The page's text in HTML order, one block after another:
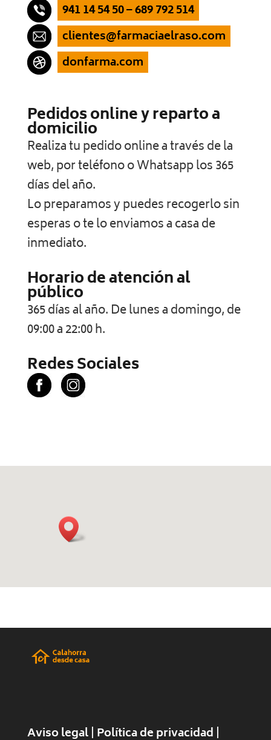
941 14 54 50 – 689 792 514
clientes@farmaciaelraso.com
donfarma.com
Pedidos online y reparto a
domicilio
Realiza tu pedido online a través de la
web, por teléfono o Whatsapp los 365
días del año.
Lo preparamos y puedes recogerlo sin
esperas o te lo enviamos a casa de
inmediato.
Horario de atención al
público
365 días al año. De lunes a domingo, de
09:00 a 22:00 h.
Redes Sociales
Aviso legal| Política de privacidad |